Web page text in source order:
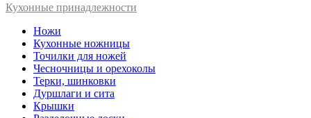
Кухонные принадлежности
Ножи
Кухонные ножницы
Точилки для ножей
Чесночницы и орехоколы
Терки, шинковки
Дуршлаги и сита
Крышки